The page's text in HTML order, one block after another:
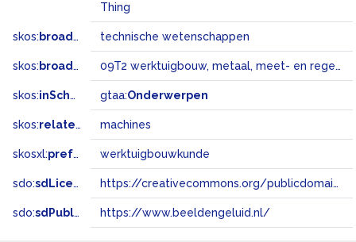
Thing
skos: broader technische wetenschappen
skos: broadMatch 09T2 werktuigbouw, metaal, meet- en regeltechniek, verkeerstechniek
skos:inScheme gtaa:Onderwerpen
skos:related machines
skosxl:prefLabel werktuigbouwkunde
sdo:sdLicense https://creativecommons.org/publicdomain/zero/1.0/
sdo:sdPublisher https://www.beeldengeluid.nl/